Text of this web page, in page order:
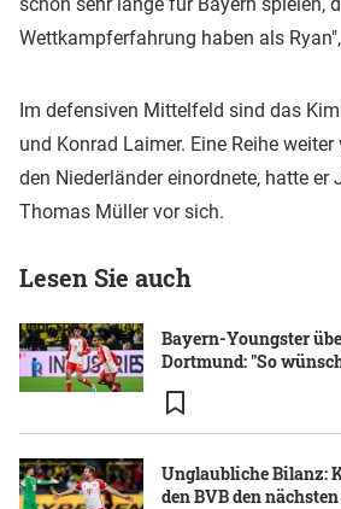
Wettkampferfahrung haben als
Im defensiven Mittelfeld sind das
und Konrad Laimer. Eine Reihe
den Niederländer einordnete, hatte
Thomas Müller vor sich.
Lesen Sie auch
Bayern-Youngster
Dortmund: "So
Unglaubliche Bilanz:
den BVB den